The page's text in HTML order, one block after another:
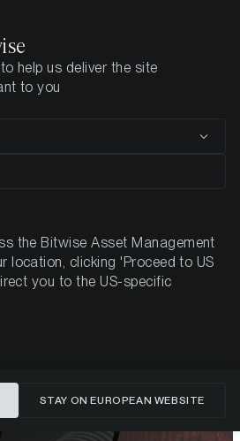
på svenska. Vi jobbar på det.
på engelska.
integritet,
infrastruktur för
finans
help us deliver the site
to you
the Bitwise Asset Management
location, clicking 'Proceed to US
you to the US-specific
STAY ON EUROPEAN WEBSITE